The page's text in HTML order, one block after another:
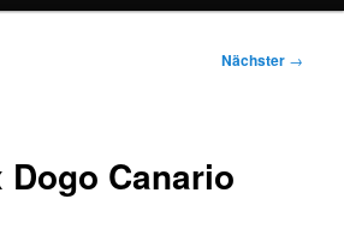
Nächster →
Canario